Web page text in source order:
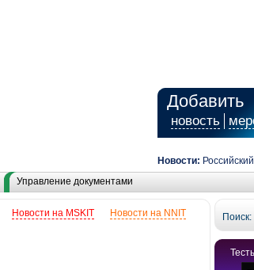
Добавить
новость
Новости: Российский
Управление документами
Поиск:
Новости на NNIT
Новости на MSKIT